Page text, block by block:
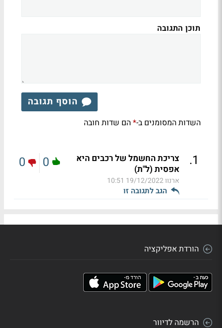
תוכן התגובה
הוסף תגובה
השדות המסומנים ב-*הם שדות חובה
1
.
צריכת החשמל של רכבים היא
אפסית (ל"ת)
ארנוו19/12/2022 10:51
הגב לתגובה זו
0
0
הורדת אפליקציה
הרשמה לדיוור